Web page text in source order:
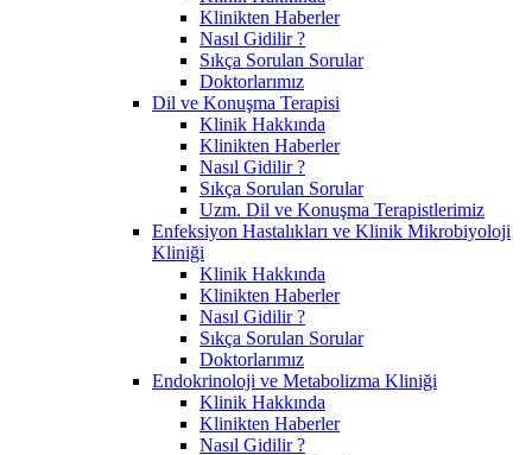
Klinikten Haberler
Nasıl Gidilir ?
Sıkça Sorulan Sorular
Doktorlarımız
Dil ve Konuşma Terapisi
Klinik Hakkında
Klinikten Haberler
Nasıl Gidilir ?
Sıkça Sorulan Sorular
Uzm. Dil ve Konuşma Terapistlerimiz
Enfeksiyon Hastalıkları ve Klinik Mikrobiyoloji
Kliniği
Klinik Hakkında
Klinikten Haberler
Nasıl Gidilir ?
Sıkça Sorulan Sorular
Doktorlarımız
Endokrinoloji ve Metabolizma Kliniği
Klinik Hakkında
Klinikten Haberler
Nasıl Gidilir ?